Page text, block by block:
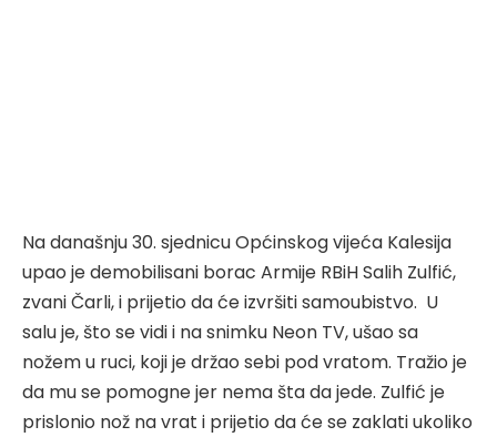
Na današnju 30. sjednicu Općinskog vijeća Kalesija
upao je demobilisani borac Armije RBiH Salih Zulfić,
zvani Čarli, i prijetio da će izvršiti samoubistvo. U
salu je, što se vidi i na snimku Neon TV, ušao sa
nožem u ruci, koji je držao sebi pod vratom. Tražio je
da mu se pomogne jer nema šta da jede. Zulfić je
prislonio nož na vrat i prijetio da će se zaklati ukoliko